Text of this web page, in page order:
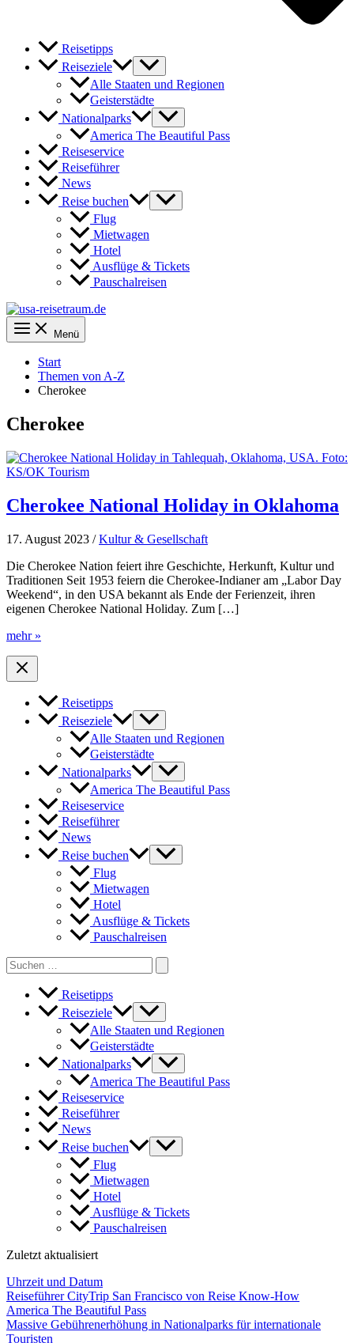
Reisetipps
Reiseziele
Alle Staaten und Regionen
Geisterstädte
Nationalparks
America The Beautiful Pass
Reiseservice
Reiseführer
News
Reise buchen
Flug
Mietwagen
Hotel
Ausflüge & Tickets
Pauschalreisen
Menü
Start
Themen von A-Z
Cherokee
Cherokee
Cherokee National Holiday in Oklahoma
17. August 2023 /Kultur & Gesellschaft
Die Cherokee Nation feiert ihre Geschichte, Herkunft, Kultur und
Traditionen Seit 1953 feiern die Cherokee-Indianer am „Labor Day
Weekend“, in den USA bekannt als Ende der Ferienzeit, ihren
eigenen Cherokee National Holiday. Zum […]
Cherokee
Holiday
in
mehr »
Reisetipps
Reiseziele
Alle Staaten und Regionen
Geisterstädte
Nationalparks
America The Beautiful Pass
Reiseservice
Reiseführer
News
Reise buchen
Flug
Mietwagen
Hotel
Ausflüge & Tickets
Pauschalreisen
Search
for:
Reisetipps
Reiseziele
Alle Staaten und Regionen
Geisterstädte
Nationalparks
America The Beautiful Pass
Reiseservice
Reiseführer
News
Reise buchen
Flug
Mietwagen
Hotel
Ausflüge & Tickets
Pauschalreisen
Zuletzt aktualisiert
Uhrzeit und Datum
Reiseführer CityTrip San Francisco von Reise Know-How
America The Beautiful Pass
Massive Gebührenerhöhung in Nationalparks für internationale
Touristen